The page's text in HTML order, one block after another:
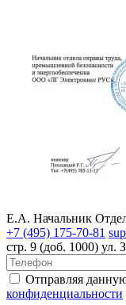
Е.А. Начальник
+7 (495) 175-70-81
стр. 9 (доб. 1000) ул.
Отправляя
конфиденциальности